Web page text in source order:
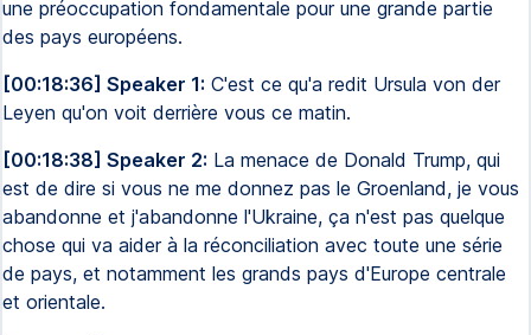
une préoccupation fondamentale pour une grande partie
des pays européens.
[00:18:36] Speaker 1: C'est ce qu'a redit Ursula von der
Leyen qu'on voit derrière vous ce matin.
[00:18:38] Speaker 2: La menace de Donald Trump, qui
est de dire si vous ne me donnez pas le Groenland, je vous
abandonne et j'abandonne l'Ukraine, ça n'est pas quelque
chose qui va aider à la réconciliation avec toute une série
de pays, et notamment les grands pays d'Europe centrale
et orientale.